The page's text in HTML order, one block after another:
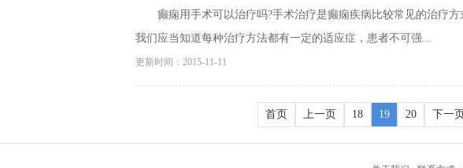
癫痫用手术可以治疗吗?手术治疗是癫痫疾病比较常见的治疗
我们应当知道每种治疗方法都有一定的适应症，患者不可强...
更新时间：2015-11-11
首页 上一页 18 19 20 下一